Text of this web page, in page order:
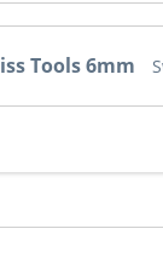
Tools 6mm